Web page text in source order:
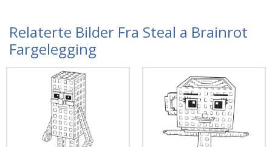
Relaterte Bilder Fra Steal a Brainrot
Fargelegging